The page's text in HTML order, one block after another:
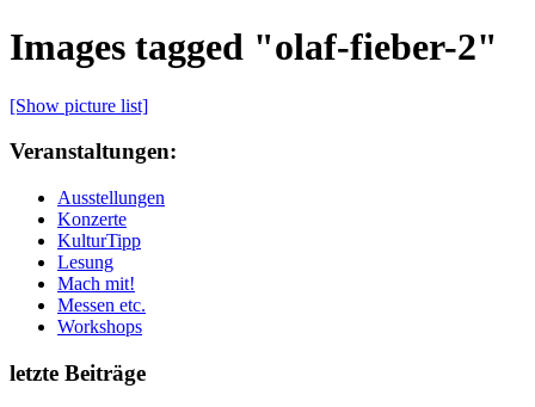
Images tagged "olaf-fieber-2"
[Show picture list]
Veranstaltungen:
Ausstellungen
Konzerte
KulturTipp
Lesung
Mach mit!
Messen etc.
Workshops
letzte Beiträge